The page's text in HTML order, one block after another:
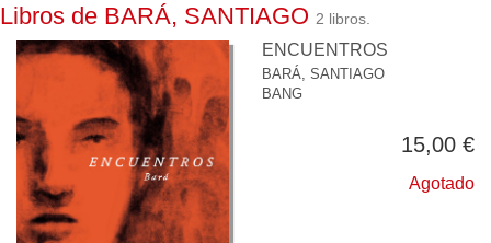
Libros de BARÁ, SANTIAGO 2 libros.
ENCUENTROS
BARÁ, SANTIAGO
BANG
15,00 €
Agotado